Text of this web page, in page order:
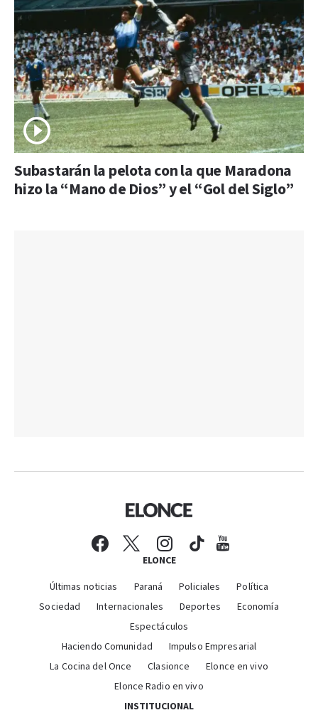
Subastarán la pelota con la que Maradona
hizo la “Mano de Dios” y el “Gol del Siglo”
ELONCE
Últimas noticias Paraná Policiales
Política
Sociedad
Internacionales Deportes
Economía
Espectáculos
Haciendo Comunidad
Impulso Empresarial
La Cocina del Once
Clasionce
Elonce en vivo
Elonce Radio en vivo
INSTITUCIONAL